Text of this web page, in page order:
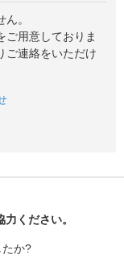
。
ご用意しておりま
ご連絡をいただけ
ください。
たか?